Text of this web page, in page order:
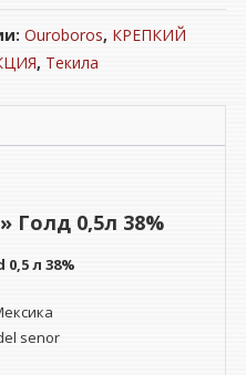
Ouroboros, КРЕПКИЙ
, Текила
Голд 0,5л 38%
0,5 л 38%
senor